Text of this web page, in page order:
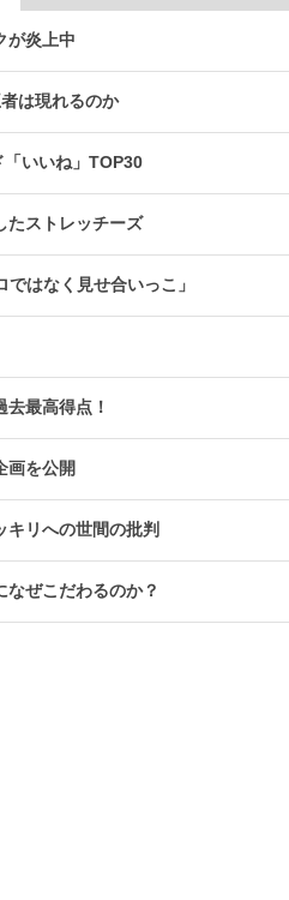
が炎上中
は現れるのか
「いいね」TOP30
たストレッチーズ
はなく見せ合いっこ」
去最高得点！
画を公開
キリへの世間の批判
なぜこだわるのか？